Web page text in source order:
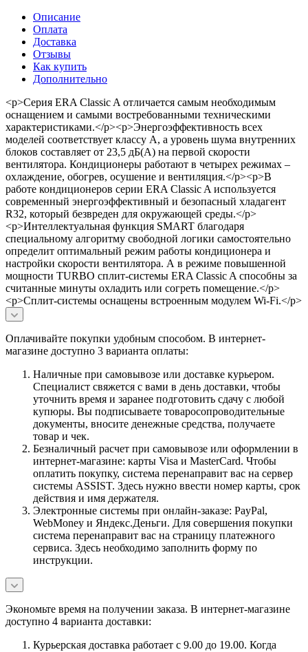
Описание
Оплата
Доставка
Отзывы
Как купить
Дополнительно
<p>Серия ERA Classic A отличается самым необходимым
оснащением и самыми востребованными техническими
характеристиками.</p><p>Энергоэффективность всех
моделей соответствует классу А, а уровень шума внутренних
блоков составляет от 23,5 дБ(А) на первой скорости
вентилятора. Кондиционеры работают в четырех режимах –
охлаждение, обогрев, осушение и вентиляция.</p><p>В
работе кондиционеров серии ERA Classic A используется
современный энергоэффективный и безопасный хладагент
R32, который безвреден для окружающей среды.</p>
<p>Интеллектуальная функция SMART благодаря
специальному алгоритму свободной логики самостоятельно
определит оптимальный режим работы кондиционера и
настройки скорости вентилятора. А в режиме повышенной
мощности TURBO сплит-системы ERA Classic A способны за
считанные минуты охладить или согреть помещение.</p>
<p>Сплит-системы оснащены встроенным модулем Wi-Fi.</p>
Оплачивайте покупки удобным способом. В интернет-
магазине доступно 3 варианта оплаты:
Наличные при самовывозе или доставке курьером.
Специалист свяжется с вами в день доставки, чтобы
уточнить время и заранее подготовить сдачу с любой
купюры. Вы подписываете товаросопроводительные
документы, вносите денежные средства, получаете
товар и чек.
Безналичный расчет при самовывозе или оформлении в
интернет-магазине: карты Visa и MasterCard. Чтобы
оплатить покупку, система перенаправит вас на сервер
системы ASSIST. Здесь нужно ввести номер карты, срок
действия и имя держателя.
Электронные системы при онлайн-заказе: PayPal,
WebMoney и Яндекс.Деньги. Для совершения покупки
система перенаправит вас на страницу платежного
сервиса. Здесь необходимо заполнить форму по
инструкции.
Экономьте время на получении заказа. В интернет-магазине
доступно 4 варианта доставки:
Курьерская доставка работает с 9.00 до 19.00. Когда